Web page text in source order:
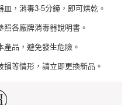
，消毒3-5分鐘，即可烘乾。
各廠牌消毒器說明書。
產品，避免發生危險。
等情形，請立即更換新品。